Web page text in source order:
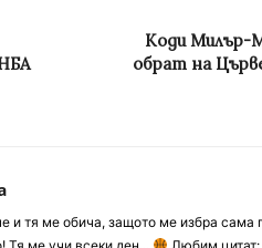
Коди Милър-
обрат на
и тя ме обича, защото ме избра сама